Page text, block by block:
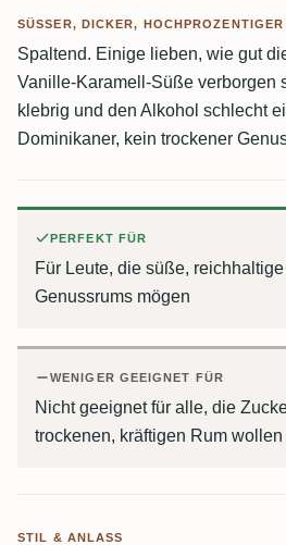
SÜSSER, DICKER, HOCHPROZENTIGER
Spaltend. Einige lieben, wie gut
Vanille-Karamell-Süße verborgen
klebrig und den Alkohol schlecht
Dominikaner, kein trockener
PERFEKT FÜR
Für Leute, die süße,
Genussrums mögen
WENIGER GEEIGNET FÜR
Nicht geeignet für alle, die
trockenen, kräftigen Rum wollen
STIL & ANLASS